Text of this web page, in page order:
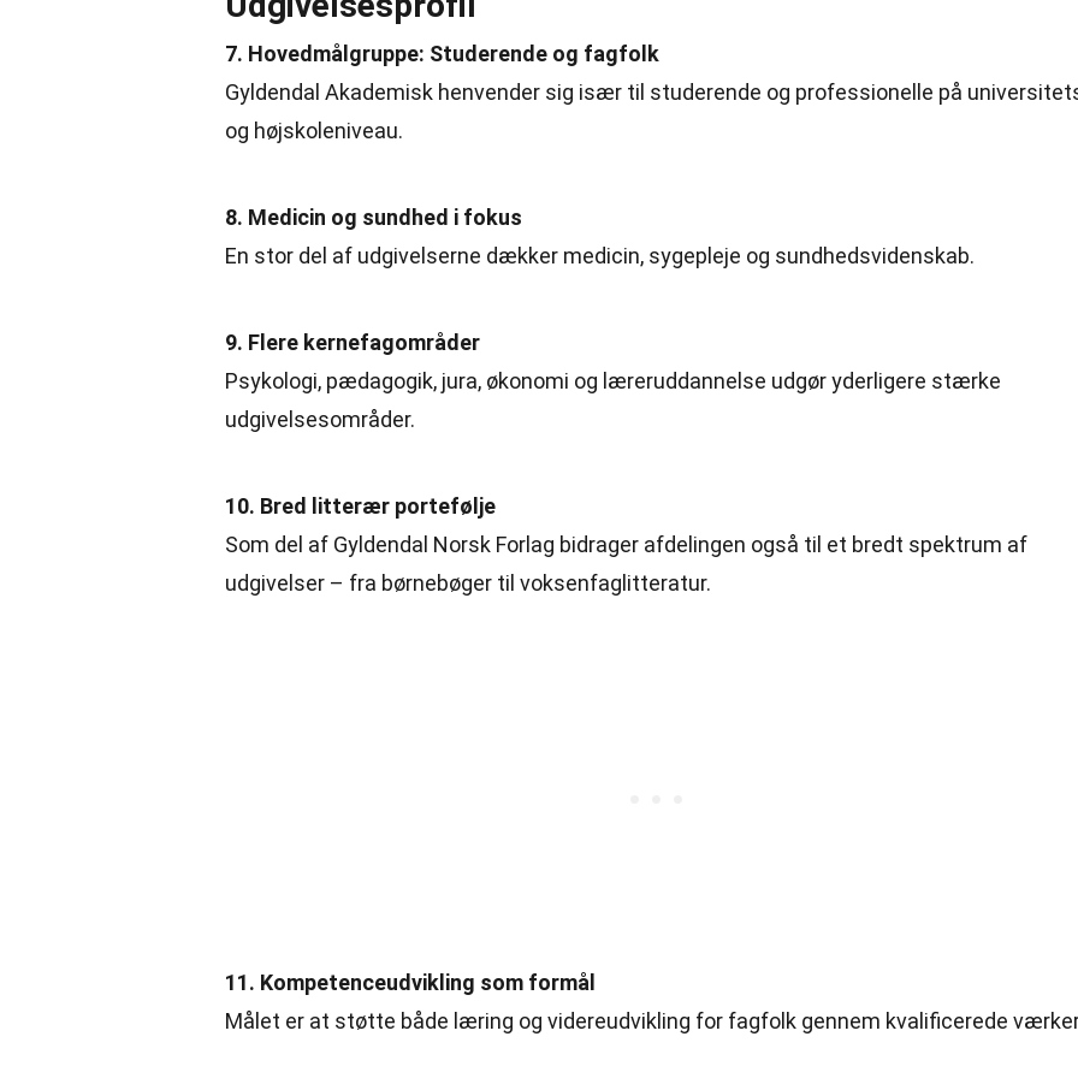
7. Hovedmålgruppe: Studerende og fagfolk
Gyldendal Akademisk henvender sig især til studerende og professionelle på
og højskoleniveau.
8. Medicin og sundhed i fokus
En stor del af udgivelserne dækker medicin, sygepleje og sundhedsvidenskab.
9. Flere kernefagområder
Psykologi, pædagogik, jura, økonomi og læreruddannelse udgør yderligere stærke
udgivelsesområder.
10. Bred litterær portefølje
Som del af Gyldendal Norsk Forlag bidrager afdelingen også til et bredt spektrum af
udgivelser – fra børnebøger til voksenfaglitteratur.
11. Kompetenceudvikling som formål
Målet er at støtte både læring og videreudvikling for fagfolk gennem kvalificerede